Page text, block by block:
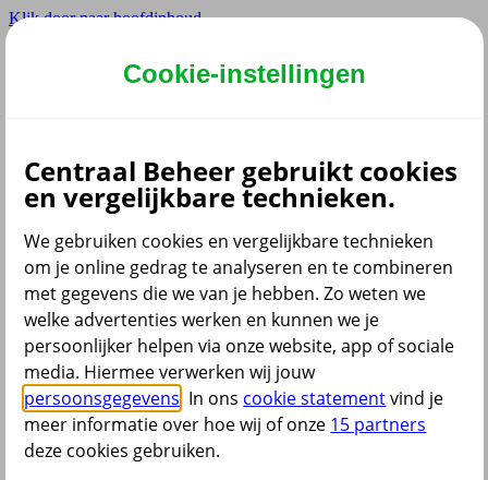
Klik door naar hoofdinhoud
Hoofdmenu navigatie
Adviseur
Partner
Producten
Situaties Klantenservice
terug
Cookie-instellingen
Centraal Beheer gebruikt cookies
en vergelijkbare technieken.
We gebruiken cookies en vergelijkbare technieken
om je online gedrag te analyseren en te combineren
met gegevens die we van je hebben. Zo weten we
welke advertenties werken en kunnen we je
persoonlijker helpen via onze website, app of sociale
media. Hiermee verwerken wij jouw
persoonsgegevens . In ons cookie statementvind je
meer informatie over hoe wij of onze 15 partners
deze cookies gebruiken.